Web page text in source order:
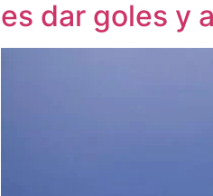
es dar goles y